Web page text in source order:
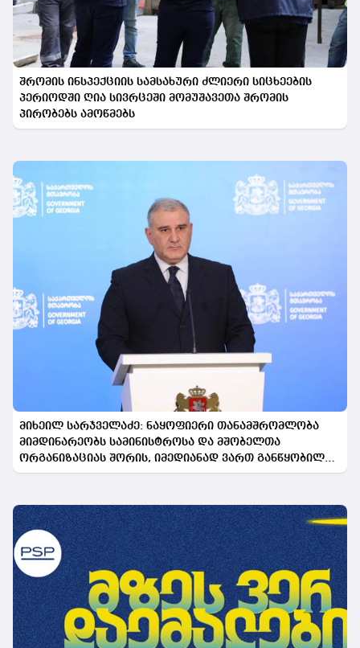
შრომის ინსპექციის სამსახური ძლიერი სიცხეების
პერიოდში ღია სივრცეში მომუშავეთა შრომის
პირობებს ამოწმებს
მიხეილ სარჯველაძე: ნაყოფიერი თანამშრომლობა
მიმდინარეობს სამინისტროსა და მშობელთა
ორგანიზაციას შორის, იმედიანად ვართ განწყობილი,
რომ პროგრამის გაფართოება საკეთილდღეო შედეგს